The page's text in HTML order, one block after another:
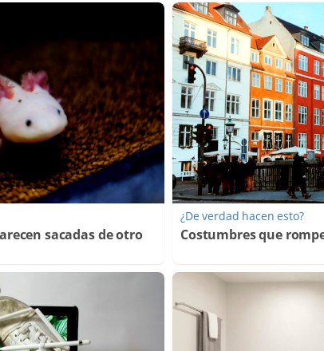
sacadas de otro
¿De verdad hacen esto?
Costumbres que